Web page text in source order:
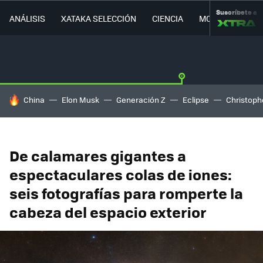
ANÁLISIS XATAKA SELECCIÓN CIENCIA MOVILIDAD
Suscríbete a
HOY SE HABLA DE
China Elon Musk Generación Z Eclipse
De calamares gigantes a
espectaculares colas de iones:
seis fotografías para romperte la
cabeza del espacio exterior